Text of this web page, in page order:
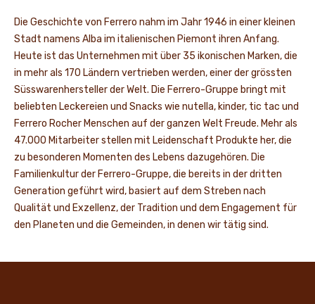
Die Geschichte von Ferrero nahm im Jahr 1946 in einer kleinen
Stadt namens Alba im italienischen Piemont ihren Anfang.
Heute ist das Unternehmen mit über 35 ikonischen Marken, die
in mehr als 170 Ländern vertrieben werden, einer der grössten
Süsswarenhersteller der Welt. Die Ferrero-Gruppe bringt mit
beliebten Leckereien und Snacks wie nutella, kinder, tic tac und
Ferrero Rocher Menschen auf der ganzen Welt Freude. Mehr als
47.000 Mitarbeiter stellen mit Leidenschaft Produkte her, die
zu besonderen Momenten des Lebens dazugehören. Die
Familienkultur der Ferrero-Gruppe, die bereits in der dritten
Generation geführt wird, basiert auf dem Streben nach
Qualität und Exzellenz, der Tradition und dem Engagement für
den Planeten und die Gemeinden, in denen wir tätig sind.